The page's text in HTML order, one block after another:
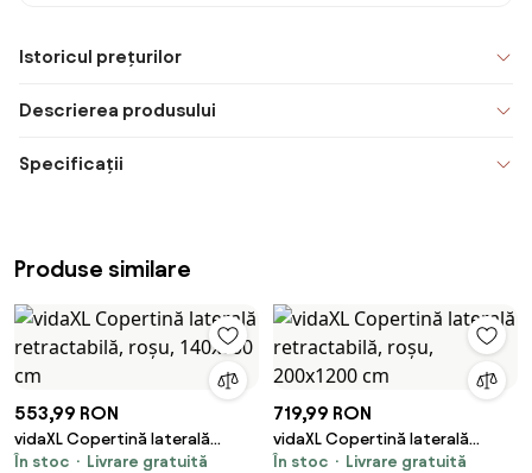
Istoricul prețurilor
Descrierea produsului
Specificații
Produse similare
553,99 RON
vidaXL Copertină laterală
retractabilă, roșu, 140x600 cm
În stoc Livrare gratuită
719,99 RON
vidaXL Copertină laterală
retractabilă, roșu, 200x1200
În stoc Livrare gratuită